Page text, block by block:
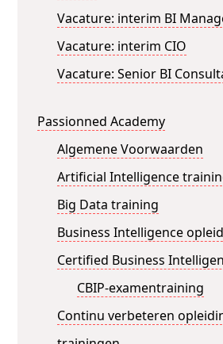
Vacature: interim BI
Vacature: interim CIO
Vacature: Senior BI
Passionned Academy
Algemene Voorwaarden
Artificial Intelligence
Big Data training
Business Intelligence
Certified Business
CBIP-examentraining
Continu verbeteren